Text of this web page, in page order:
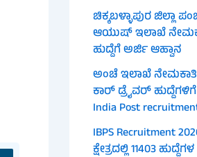
ಚಿಕ್ಕಬಳ್ಳಾಪುರ ಜಿಲ್ಲಾ
ಆಯುಷ್ ಇಲಾಖೆ
ಹುದ್ದೆಗೆ ಅರ್ಜಿ ಆಹ್ವಾನ
ಅಂಚೆ ಇಲಾಖೆ ನೇಮಕಾತಿ
ಕಾರ್ ಡ್ರೈವರ್
India Post
IBPS Recruitment
ಕ್ಷೇತ್ರದಲ್ಲಿ 11403